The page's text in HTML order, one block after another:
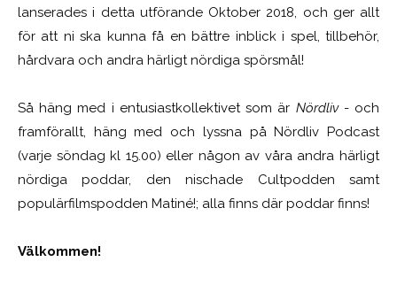
lanserades i detta utförande Oktober 2018, och ger allt
för att ni ska kunna få en bättre inblick i spel, tillbehör,
hårdvara och andra härligt nördiga spörsmål!
Så häng med i entusiastkollektivet som är Nördliv- och
framförallt, häng med och lyssna på Nördliv Podcast
(varje söndag kl 15.00) eller någon av våra andra härligt
nördiga poddar, den nischade Cultpodden samt
populärfilmspodden Matiné!; alla finns där poddar finns!
Välkommen!